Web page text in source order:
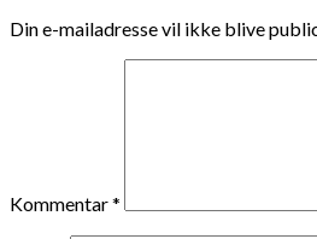
Din e-mailadresse vil ikke blive
Kommentar*